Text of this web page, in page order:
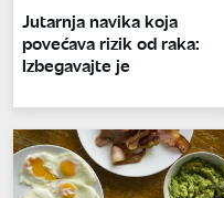
Jutarnja navika koja
povećava rizik od raka:
Izbegavajte je